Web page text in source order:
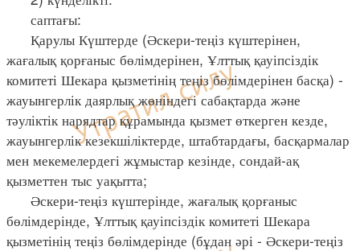
саптағы:
Қарулы Күштерде (Әскери-теңіз күштерінен,
жағалық қорғаныс бөлімдерінен, Ұлттық қауіпсіздік
комитеті Шекара қызметінің теңіз бөлімдерінен басқа) -
жауынгерлік даярлық жөніндегі сабақтарда және
тәуліктік нарядтар құрамында қызмет өткерген кезде,
жауынгерлік кезекшіліктерде, штабтардағы, басқармалар
мен мекемелердегі жұмыстар кезінде, сондай-ақ
қызметтен тыс уақытта;
Әскери-теңіз күштерінде, жағалық қорғаныс
бөлімдерінде, Ұлттық қауіпсіздік комитеті Шекара
қызметінің теңіз бөлімдерінде (бұдан әрі - Әскери-теңіз